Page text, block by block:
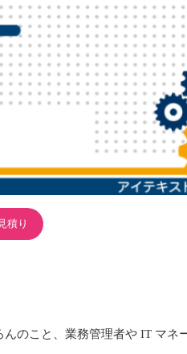
積り
のこと、業務管理者や IT マネ